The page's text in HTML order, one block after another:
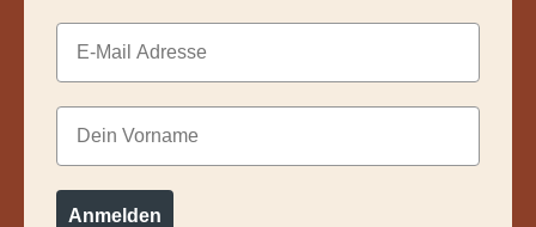
Email
Dein Vorname
Anmelden